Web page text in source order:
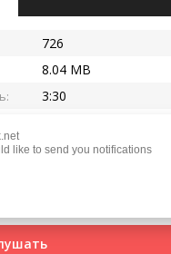
726
8.04 MB
3:30
29.04.2025
like to send you notifications